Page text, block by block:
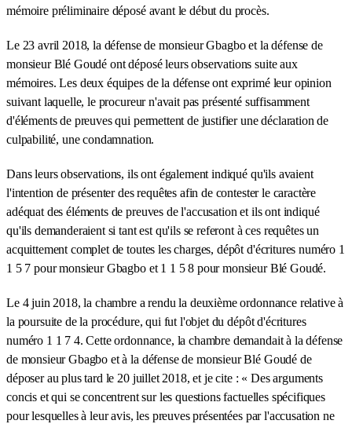
mémoire préliminaire déposé avant le début du procès.
Le 23 avril 2018, la défense de monsieur Gbagbo et la défense de
monsieur Blé Goudé ont déposé leurs observations suite aux
mémoires. Les deux équipes de la défense ont exprimé leur opinion
suivant laquelle, le procureur n'avait pas présenté suffisamment
d'éléments de preuves qui permettent de justifier une déclaration de
culpabilité, une condamnation.
Dans leurs observations, ils ont également indiqué qu'ils avaient
l'intention de présenter des requêtes afin de contester le caractère
adéquat des éléments de preuves de l'accusation et ils ont indiqué
qu'ils demanderaient si tant est qu'ils se referont à ces requêtes un
acquittement complet de toutes les charges, dépôt d'écritures numéro 1
1 5 7 pour monsieur Gbagbo et 1 1 5 8 pour monsieur Blé Goudé.
Le 4 juin 2018, la chambre a rendu la deuxième ordonnance relative à
la poursuite de la procédure, qui fut l'objet du dépôt d'écritures
numéro 1 1 7 4. Cette ordonnance, la chambre demandait à la défense
de monsieur Gbagbo et à la défense de monsieur Blé Goudé de
déposer au plus tard le 20 juillet 2018, et je cite : « Des arguments
concis et qui se concentrent sur les questions factuelles spécifiques
pour lesquelles à leur avis, les preuves présentées par l'accusation ne